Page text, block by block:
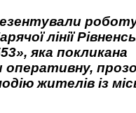
лінії
яка покликана
оперативну,
жителів із